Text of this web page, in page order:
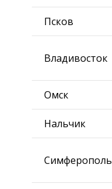
Псков
Владивосток
Омск
Нальчик
Симферополь